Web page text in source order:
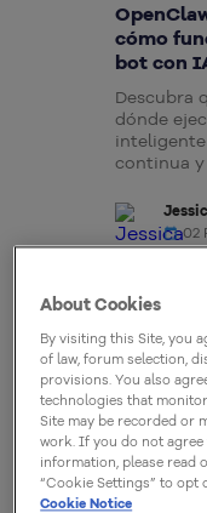
cómo
bot con
Descubra
dónde
continua
02
GLOSARIO
Agentes
IA:
¿Qué son
IA, cómo
manera
About Cookies
By visiting this Site, you
of law, forum selection,
provisions. You also
technologies that
Site may be recorded or
work. If you do not agree
information, please read
“Cookie Settings” to opt
Cookie Notice